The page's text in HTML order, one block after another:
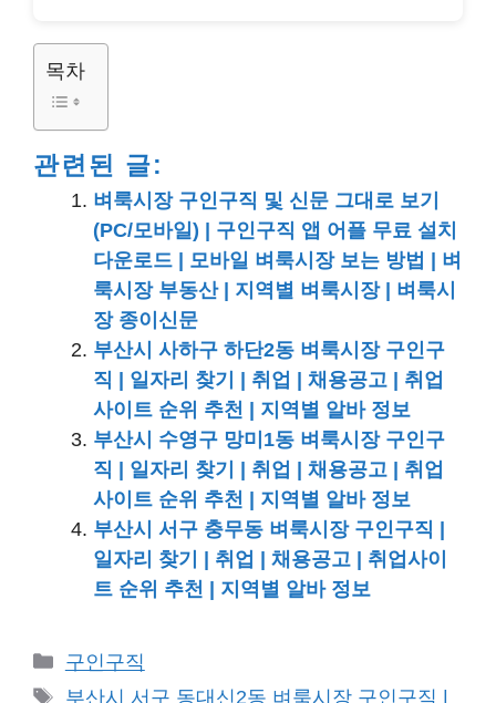
목차
관련된 글:
벼룩시장 구인구직 및 신문 그대로 보기
(PC/모바일) | 구인구직 앱 어플 무료 설치
다운로드 | 모바일 벼룩시장 보는 방법 | 벼
룩시장 부동산 | 지역별 벼룩시장 | 벼룩시
장 종이신문
부산시 사하구 하단2동 벼룩시장 구인구
직 | 일자리 찾기 | 취업 | 채용공고 | 취업
사이트 순위 추천 | 지역별 알바 정보
부산시 수영구 망미1동 벼룩시장 구인구
직 | 일자리 찾기 | 취업 | 채용공고 | 취업
사이트 순위 추천 | 지역별 알바 정보
부산시 서구 충무동 벼룩시장 구인구직 |
일자리 찾기 | 취업 | 채용공고 | 취업사이
트 순위 추천 | 지역별 알바 정보
카
테
구인구직
태
부산시 서구 동대신2동 벼룩시장 구인구직 |